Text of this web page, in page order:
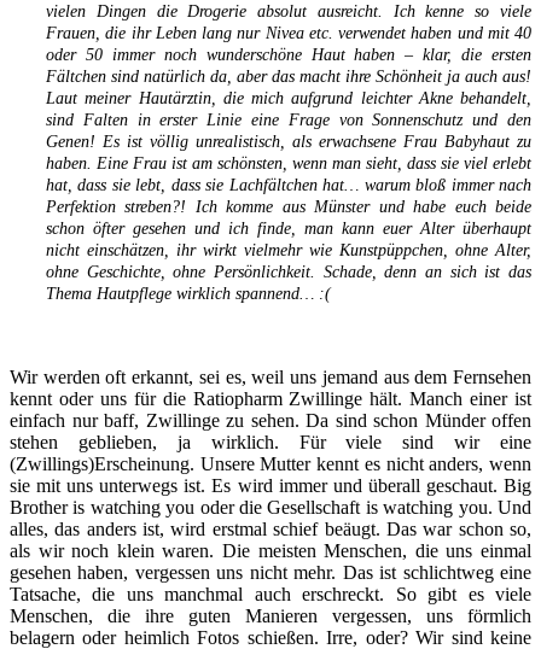
vielen Dingen die Drogerie absolut ausreicht. Ich kenne so viele
Frauen, die ihr Leben lang nur Nivea etc. verwendet haben und mit 40
oder 50 immer noch wunderschöne Haut haben – klar, die ersten
Fältchen sind natürlich da, aber das macht ihre Schönheit ja auch aus!
Laut meiner Hautärztin, die mich aufgrund leichter Akne behandelt,
sind Falten in erster Linie eine Frage von Sonnenschutz und den
Genen! Es ist völlig unrealistisch, als erwachsene Frau Babyhaut zu
haben. Eine Frau ist am schönsten, wenn man sieht, dass sie viel erlebt
hat, dass sie lebt, dass sie Lachfältchen hat… warum bloß immer nach
Perfektion streben?! Ich komme aus Münster und habe euch beide
schon öfter gesehen und ich finde, man kann euer Alter überhaupt
nicht einschätzen, ihr wirkt vielmehr wie Kunstpüppchen, ohne Alter,
ohne Geschichte, ohne Persönlichkeit. Schade, denn an sich ist das
Thema Hautpflege wirklich spannend… :(
Wir werden oft erkannt, sei es, weil uns jemand aus dem Fernsehen
kennt oder uns für die Ratiopharm Zwillinge hält. Manch einer ist
einfach nur baff, Zwillinge zu sehen. Da sind schon Münder offen
stehen geblieben, ja wirklich. Für viele sind wir eine
(Zwillings)Erscheinung. Unsere Mutter kennt es nicht anders, wenn
sie mit uns unterwegs ist. Es wird immer und überall geschaut. Big
Brother is watching you oder die Gesellschaft is watching you. Und
alles, das anders ist, wird erstmal schief beäugt. Das war schon so,
als wir noch klein waren. Die meisten Menschen, die uns einmal
gesehen haben, vergessen uns nicht mehr. Das ist schlichtweg eine
Tatsache, die uns manchmal auch erschreckt. So gibt es viele
Menschen, die ihre guten Manieren vergessen, uns förmlich
belagern oder heimlich Fotos schießen. Irre, oder? Wir sind keine